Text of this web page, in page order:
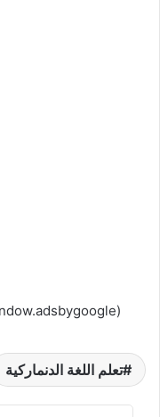
(adsbygoogle = window.adsbygoogle || []).push({});
تعلم اللغة الدنماركية